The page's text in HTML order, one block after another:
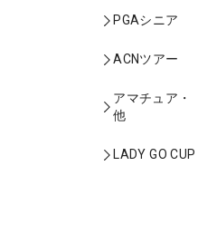
PGAシニア
ACNツアー
アマチュア・
他
LADY GO CUP